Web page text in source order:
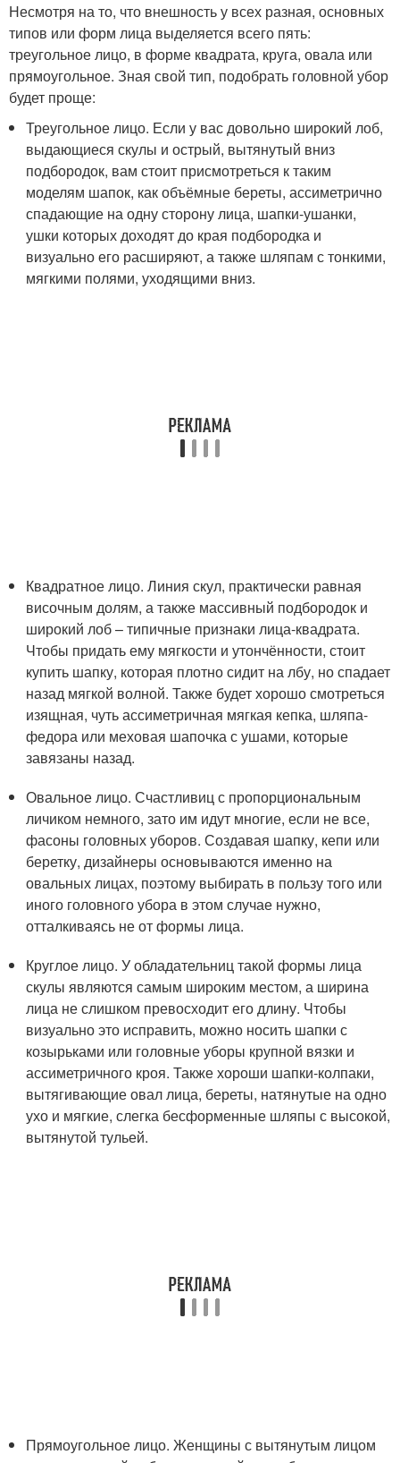
Несмотря на то, что внешность у всех разная, основных
типов или форм лица выделяется всего пять:
треугольное лицо, в форме квадрата, круга, овала или
прямоугольное. Зная свой тип, подобрать головной убор
будет проще:
Треугольное лицо. Если у вас довольно широкий лоб,
выдающиеся скулы и острый, вытянутый вниз
подбородок, вам стоит присмотреться к таким
моделям шапок, как объёмные береты, ассиметрично
спадающие на одну сторону лица, шапки-ушанки,
ушки которых доходят до края подбородка и
визуально его расширяют, а также шляпам с тонкими,
мягкими полями, уходящими вниз.
Квадратное лицо. Линия скул, практически равная
височным долям, а также массивный подбородок и
широкий лоб – типичные признаки лица-квадрата.
Чтобы придать ему мягкости и утончённости, стоит
купить шапку, которая плотно сидит на лбу, но спадает
назад мягкой волной. Также будет хорошо смотреться
изящная, чуть ассиметричная мягкая кепка, шляпа-
федора или меховая шапочка с ушами, которые
завязаны назад.
Овальное лицо. Счастливиц с пропорциональным
личиком немного, зато им идут многие, если не все,
фасоны головных уборов. Создавая шапку, кепи или
беретку, дизайнеры основываются именно на
овальных лицах, поэтому выбирать в пользу того или
иного головного убора в этом случае нужно,
отталкиваясь не от формы лица.
Круглое лицо. У обладательниц такой формы лица
скулы являются самым широким местом, а ширина
лица не слишком превосходит его длину. Чтобы
визуально это исправить, можно носить шапки с
козырьками или головные уборы крупной вязки и
ассиметричного кроя. Также хороши шапки-колпаки,
вытягивающие овал лица, береты, натянутые на одно
ухо и мягкие, слегка бесформенные шляпы с высокой,
вытянутой тульей.
Прямоугольное лицо. Женщины с вытянутым лицом